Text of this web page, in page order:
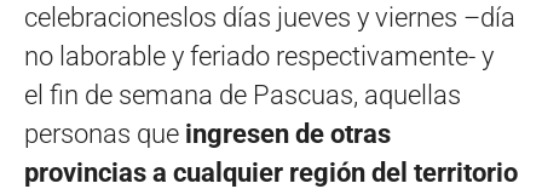
celebracioneslos días jueves y viernes –día
no laborable y feriado respectivamente- y
el fin de semana de Pascuas, aquellas
personas que ingresen de otras
provincias a cualquier región del territorio